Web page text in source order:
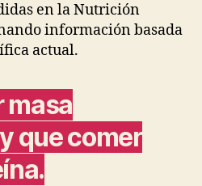
en la Nutrición
información basada
actual.
masa
que comer